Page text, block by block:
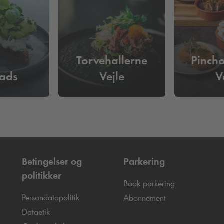
Torvehallerne
Vejle
Betingelser og
politikker
Persondatapolitik
Dataetik
Parkering
Book parkering
Abonnement